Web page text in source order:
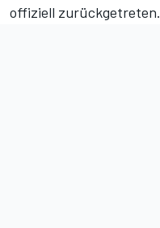
offiziell zurückgetreten.